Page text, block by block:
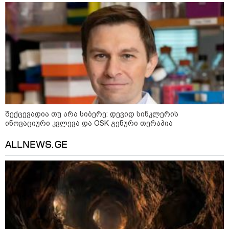
მსოფლიო
შექცევადია თუ არა სიბერე: დევიდ სინკლერის
ინოვაციური კვლევა და OSK გენური თერაპია
ALLNEWS.GE